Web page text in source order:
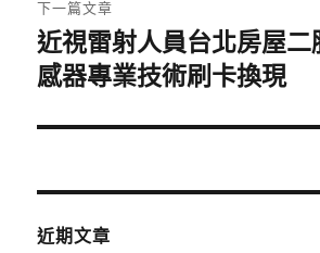
下一篇文章
下
一
文
近視雷射人員台北房屋
感器專業技術刷卡換現
近期文章